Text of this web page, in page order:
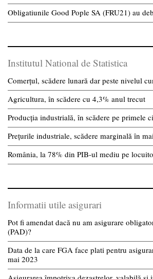
Obligatiunile Good Pople SA (FRU21) au
Institutul National de Statistica
Comerțul, scădere lunară dar peste nivelul
Agricultura, în scădere cu 4,3% anul trecut
Producția industrială, în scădere pe primele
Prețurile industriale, scădere marginală în
România, la 78% din PIB-ul mediu pe
Informatii utile asigurari
Pot fi amendat dacă nu am asigurare
(PAD)?
Data de la care FGA face plati pentru
mai 2023